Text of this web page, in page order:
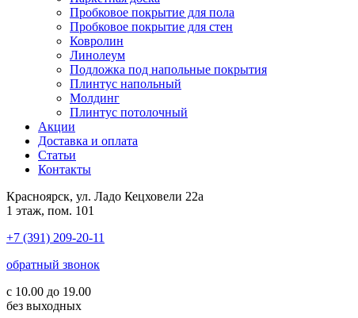
Пробковое покрытие для пола
Пробковое покрытие для стен
Ковролин
Линолеум
Подложка под напольные покрытия
Плинтус напольный
Молдинг
Плинтус потолочный
Акции
Доставка и оплата
Cтатьи
Контакты
Красноярск, ул. Ладо Кецховели 22а
1 этаж, пом. 101
+7 (391) 209-20-11
обратный звонок
с 10.00 до 19.00
без выходных